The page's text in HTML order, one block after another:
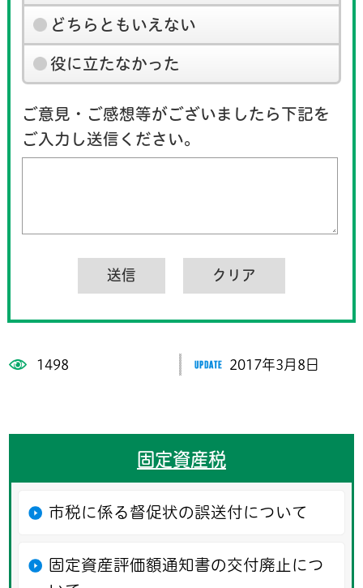
どちらともいえない
役に立たなかった
ご意見・ご感想等がございましたら下記を
ご入力し送信ください。
1498 2017年3月8日
固定資産税
市税に係る督促状の誤送付について
固定資産評価額通知書の交付廃止につ